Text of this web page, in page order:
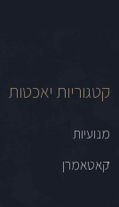
קטגוריות יאכטות
מנועיות
קאטאמרן